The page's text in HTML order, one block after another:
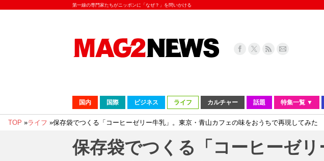
第一線の専門家たちがニッポンに「なぜ？」を問いかける
国内 国際 ビジネス ライフ カルチャー 話題 特集一覧 ▼
TOP »ライフ »保存袋でつくる「コーヒーゼリー牛乳」。東京・青山カフェの味をおうちで再現してみた
保存袋でつくる「コーヒーゼリ